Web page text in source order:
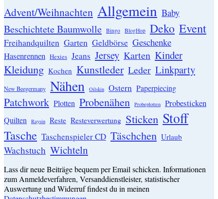
Advent/Weihnachten Allgemein Baby
Beschichtete Baumwolle Bingo BlogHop Deko Event
Freihandquilten Garten Geldbörse Geschenke
Hasenrennen Hexies Jeans Jersey Karten Kinder
Kleidung Kochen Kunstleder Leder Linkparty
New Beegermany Nähen Oilskin Ostern Paperpiecing
Patchwork Plotten Probenähen Probeplotten Probesticken
Quilten Raysin Reste Resteverwertung Sticken Stoff
Tasche Taschenspieler CD Täschchen Urlaub
Wachstuch Wichteln
Lass dir neue Beiträge bequem per Email schicken. Informationen
zum Anmeldeverfahren, Versanddienstleister, statistischer
Auswertung und Widerruf findest du in meinen